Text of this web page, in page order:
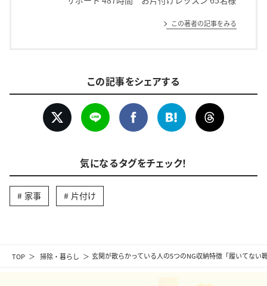
TOP 掃除・暮らし 玄関が散らかっている人の5つのNG収納特徴「履いてない
この著者の記事をみる
この記事をシェアする
気になるタグをチェック！
家事 片付け